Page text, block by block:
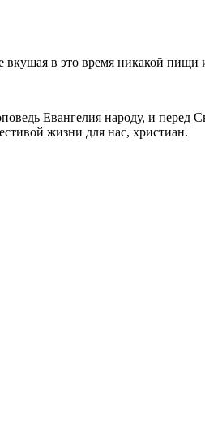
вкушая в это время никакой пищи
Евангелия народу, и перед
жизни для нас, христиан.